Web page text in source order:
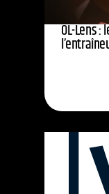
OL-Lens